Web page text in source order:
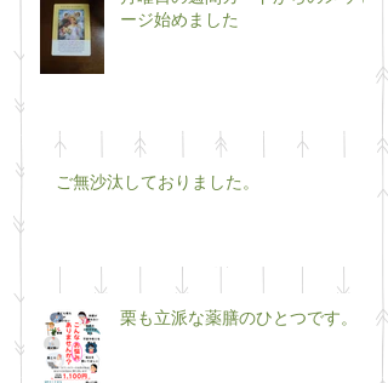
ージ始めました
ご無沙汰しておりました。
栗も立派な薬膳のひとつです。